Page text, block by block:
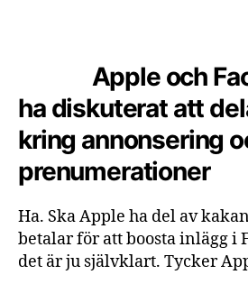
Apple och
ha diskuterat att
kring annonsering
prenumerationer
Ha. Ska Apple ha del av
betalar för att boosta inlägg i
det är ju självklart. Tycker